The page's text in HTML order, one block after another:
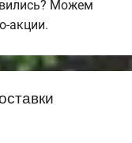
Можем
акции.